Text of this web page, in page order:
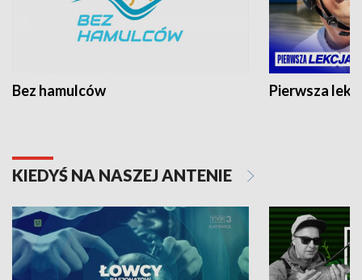
Bez hamulców Pierwsza
KIEDYŚ NA NASZEJ ANTENIE